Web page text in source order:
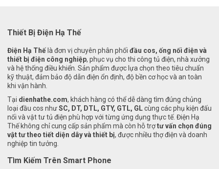
Thiết Bị Điện Hạ Thế
Điện Hạ Thế là đơn vị chuyên phân phối đầu cos, ống nối điện và
thiết bị điện công nghiệp, phục vụ cho thi công tủ điện, nhà xưởng
và hệ thống điều khiển. Sản phẩm được lựa chọn theo tiêu chuẩn
kỹ thuật, đảm bảo độ dẫn điện ổn định, độ bền cơ học và an toàn
khi vận hành.
Tại dienhathe.com, khách hàng có thể dễ dàng tìm đúng chủng
loại đầu cos nhưSC, DT, DTL, GTY, GTL, GLcùng các phụ kiện đấu
nối và vật tư tủ điện phù hợp với từng ứng dụng thực tế. Điện Hạ
Thế không chỉ cung cấp sản phẩm mà còn hỗ trợtư vấn chọn đúng
vật tư theo tiết diện dây và thiết bị, được nhiều thợ điện và doanh
nghiệp tin tưởng.
Tìm Kiếm Trên Smart Phone